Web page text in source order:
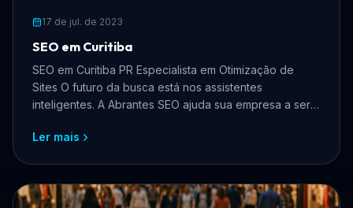
17 de jul. de 2023
SEO em Curitiba
SEO em Curitiba PR Especialista em Otimização de
Sites O futuro da busca está nos assistentes
inteligentes. A Abrantes SEO ajuda sua empresa a ser
Ler mais